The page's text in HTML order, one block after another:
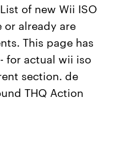
of new Wii ISO
already are
This page has
for actual wii iso
section. de
THQ Action